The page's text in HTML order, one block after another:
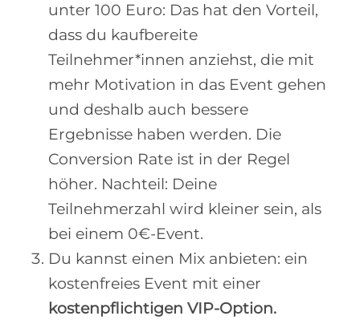
unter 100 Euro: Das hat den Vorteil,
dass du kaufbereite
Teilnehmer*innen anziehst, die mit
mehr Motivation in das Event gehen
und deshalb auch bessere
Ergebnisse haben werden. Die
Conversion Rate ist in der Regel
höher. Nachteil: Deine
Teilnehmerzahl wird kleiner sein, als
bei einem 0€-Event.
Du kannst einen Mix anbieten: ein
kostenfreies Event mit einer
kostenpflichtigen VIP-Option.